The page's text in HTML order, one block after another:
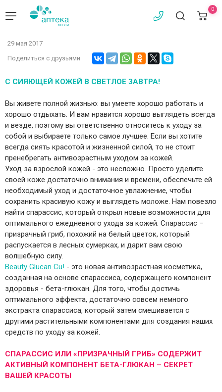
0
29 мая 2017
Поделиться с друзьями
С СИЯЮЩЕЙ КОЖЕЙ В СВЕТЛОЕ ЗАВТРА!
Вы живете полной жизнью: вы умеете хорошо работать и
хорошо отдыхать. И вам нравится хорошо выглядеть всегда
и везде, поэтому вы ответственно относитесь к уходу за
собой и выбираете только самое лучшее. Если вы хотите
всегда сиять красотой и жизненной силой, то не стоит
пренебрегать антивозрастным уходом за кожей.
Уход за взрослой кожей - это несложно. Просто уделите
своей коже достаточно внимания и времени, обеспечьте ей
необходимый уход и достаточное увлажнение, чтобы
сохранить красивую кожу и выглядеть моложе. Нам повезло
найти спарассис, который открыл новые возможности для
оптимального ежедневного ухода за кожей. Спарассис –
призрачный гриб, похожий на белый цветок, который
распускается в лесных сумерках, и дарит вам свою
волшебную силу.
Beauty Glucan Сu! - это новая антивозрастная косметика,
созданная на основе спарассиса, содержащего компонент
здоровья - бета-глюкан. Для того, чтобы достичь
оптимального эффекта, достаточно совсем немного
экстракта спарассиса, который затем смешивается с
другими растительными компонентами для создания наших
средств по уходу за кожей.
СПАРАССИС ИЛИ «ПРИЗРАЧНЫЙ ГРИБ» СОДЕРЖИТ
АКТИВНЫЙ КОМПОНЕНТ БЕТА-ГЛЮКАН – СЕКРЕТ
ВАШЕЙ КРАСОТЫ